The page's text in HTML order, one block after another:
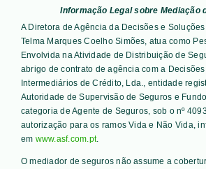
Informação Legal sobre Mediação
A Diretora de Agência da Decisões e
Telma Marques Coelho Simões, atua como
Envolvida na Atividade de Distribuição de
abrigo de contrato de agência com a
Intermediários de Crédito, Lda., entidade
Autoridade de Supervisão de Seguros e
categoria de Agente de Seguros, sob o nº
autorização para os ramos Vida e Não Vida,
em www.asf.com.pt.
O mediador de seguros não assume a